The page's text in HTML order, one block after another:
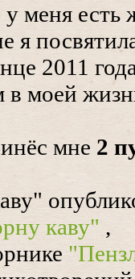
меня есть
я
2011
в моей
мне 2
каву" ,